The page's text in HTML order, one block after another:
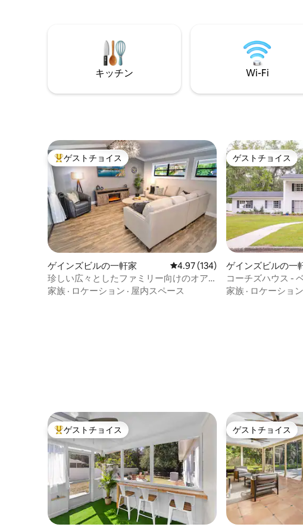
スして充電しましょう。ご家族、グルー
プ、またはゲームデーの滞在に最適で
ださい。 寒すぎますか？ ご心配なく。蛇
口にはお湯がすぐ
お過ごしいただけ
高さ7フィートの
キッチン Wi-Fi
大好評のゲストチョイスです。
ゲストチョイス
ゲインズビルの一軒家 レビュー134件、5つ星中4.97つ
4.97 (134)
珍しい広々としたファミリー向けのオア
シス • プライベートプール＆ゲーム
家族 · ロケーション · 屋内スペース
ゲストチョイス
ゲストチョイス
ゲインズビルの一
コーチズハウス -
ジアムから1.5マイ
家族 · ロケーション
大好評のゲストチョイスです。
ゲストチョイス ゲストチョイス
ゲストチョイス